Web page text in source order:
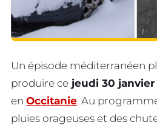
Un épisode méditerranéen
produire ce jeudi 30 janvier
en Occitanie. Au
pluies orageuses et des